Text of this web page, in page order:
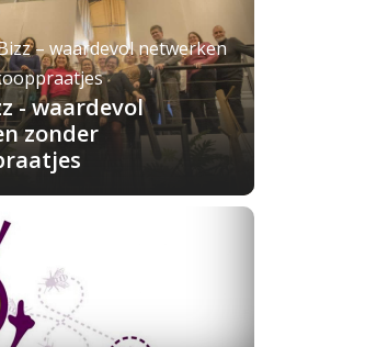
– waardevol netwerken
- waardevol
zonder